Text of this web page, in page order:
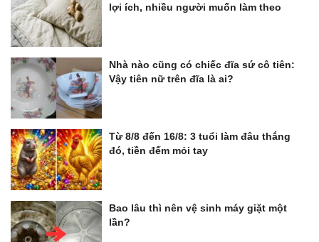
lợi ích, nhiều người muốn làm theo
Nhà nào cũng có chiếc đĩa sứ cô tiên:
Vậy tiên nữ trên đĩa là ai?
Từ 8/8 đến 16/8: 3 tuổi làm đâu thắng
đó, tiền đếm mỏi tay
Bao lâu thì nên vệ sinh máy giặt một
lần?